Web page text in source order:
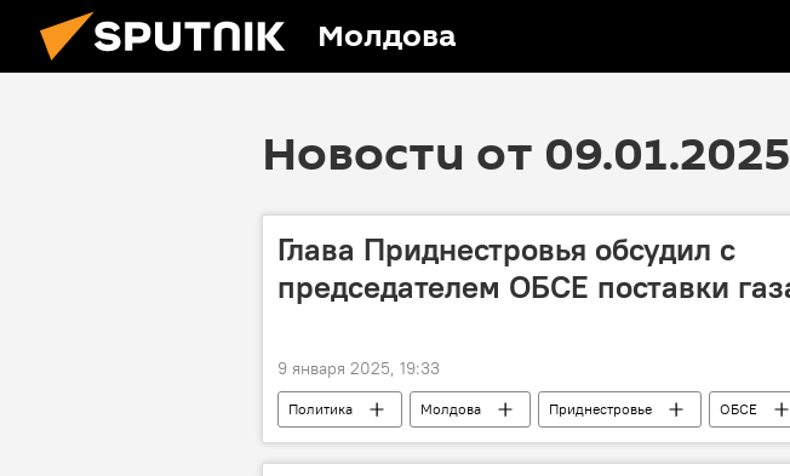
Молдова
Новости от 09.01.2025
Глава Приднестровья обсудил с
председателем ОБСЕ поставки
9 января 2025, 19:33
Политика Молдова Приднестровье ОБСЕ